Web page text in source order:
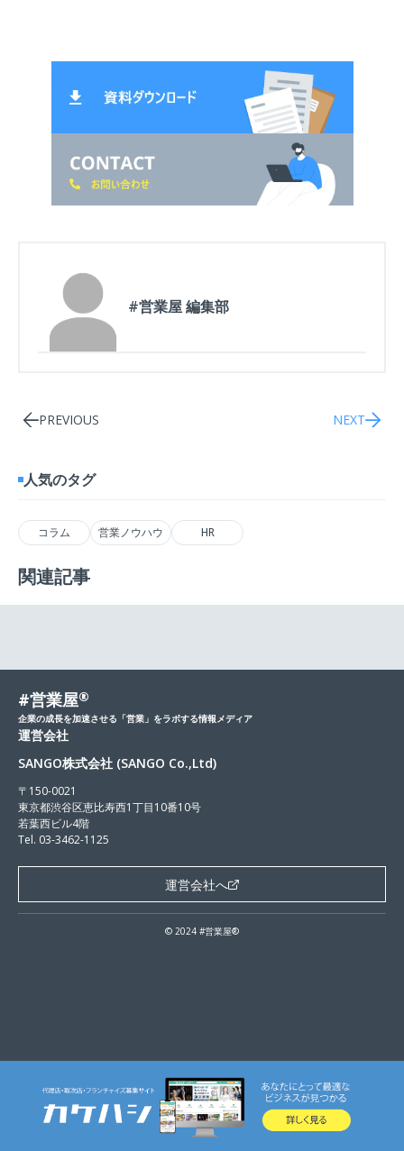
#営業屋 編集部
PREVIOUS NEXT
人気のタグ
コラム 営業ノウハウ HR
関連記事
#営業屋®
企業の成長を加速させる「営業」をラボする情報メディア
運営会社
SANGO株式会社 (SANGO Co.,Ltd)
〒150-0021
東京都渋谷区恵比寿西1丁目10番10号
若葉西ビル4階
Tel. 03-3462-1125
運営会社へ
© 2024 #営業屋®